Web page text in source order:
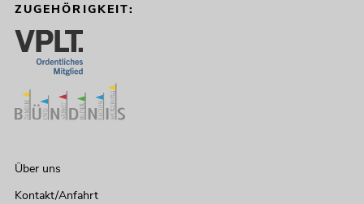
ZUGEHÖRIGKEIT:
Über uns
Kontakt/Anfahrt